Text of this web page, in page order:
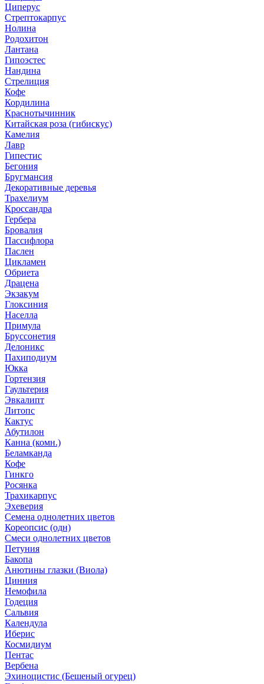
Циперус
Стрептокарпус
Нолина
Родохитон
Лантана
Гипоэстес
Нандина
Стрелиция
Кофе
Кордилина
Краснотычинник
Китайская роза (гибискус)
Камелия
Лавр
Гипестис
Бегония
Бругмансия
Декоративные деревья
Трахелиум
Кроссандра
Гербера
Бровалия
Пассифлора
Паслен
Цикламен
Обриета
Драцена
Экзакум
Глоксиния
Населла
Примула
Бруссонетия
Делоникс
Пахиподиум
Юкка
Гортензия
Гаультерия
Эвкалипт
Литопс
Кактус
Абутилон
Канна (комн.)
Беламканда
Кофе
Гинкго
Росянка
Трахикарпус
Эхеверия
Семена однолетних цветов
Кореопсис (одн)
Смеси однолетних цветов
Петуния
Бакопа
Анютины глазки (Виола)
Цинния
Немофила
Годеция
Сальвия
Календула
Иберис
Космидиум
Пентас
Вербена
Эхиноцистис (Бешеный огурец)